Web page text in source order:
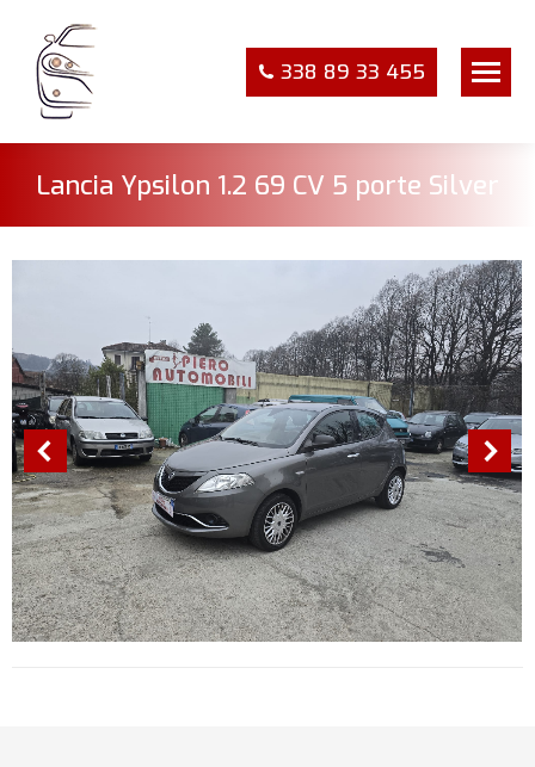
338 89 33 455
Lancia Ypsilon 1.2 69 CV 5 porte Silver